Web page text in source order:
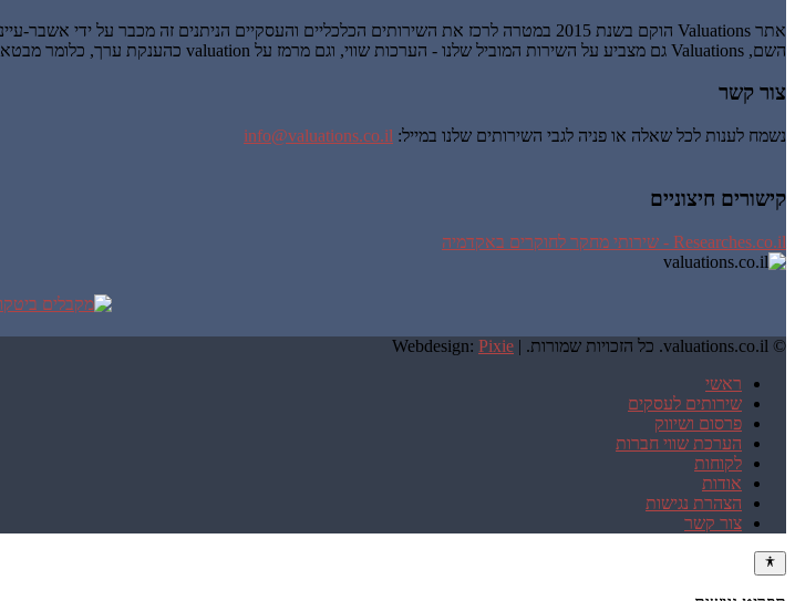
אתר Valuations הוקם בשנת 2015 במטרה לרכז את השירותים הכלכליים והעסקיים הניתנים זה מכבר על ידי אשבר-עיינות בע"מ, חברה לניהול וייזום עסקי.
השם, Valuations גם מצביע על השירות המוביל שלנו - הערכות שווי, וגם מרמז על valuation כהענקת ערך, כלומר מבטא את העיקרון שלנו לפיו השירותים שאנו נותנים חייבים להעניק לעסק שלך ערך מוסף.
צור קשר
נשמח לענות לכל שאלה או פניה לגבי השירותים שלנו במייל: info@valuations.co.il
קישורים חיצוניים
Researches.co.il - שירותי מחקר לחוקרים באקדמיה
© valuations.co.il. כל הזכויות שמורות. | Webdesign: Pixie
ראשי
שירותים לעסקים
פרסום ושיווק
הערכת שווי חברות
לקוחות
אודות
הצהרת נגישות
צור קשר